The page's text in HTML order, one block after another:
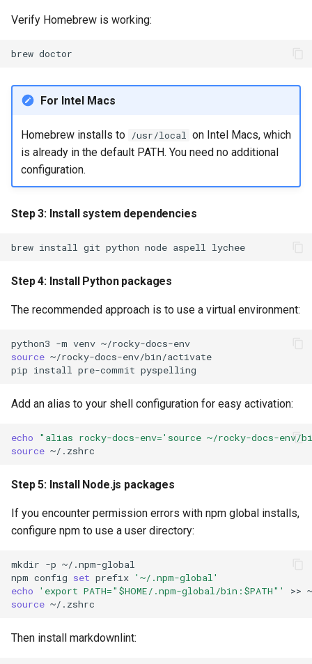
Verify Homebrew is working:
brew
For Intel Macs
Homebrew installs to /usr/local
on Intel Macs, which
is already in the default PATH. You need no additional
configuration.
Step 3: Install system dependencies
brew install git python node aspell
Step 4: Install Python packages
The recommended approach is to use a virtual environment:
python3 -m venv
source ~/rocky-docs-env/bin/activate
pip install pre-commit
Add an alias to your shell configuration for easy activation:
echo
"alias rocky-docs-env='source ~/rocky-docs-
source
Step 5: Install Node.js packages
If you encounter permission errors with npm global installs,
configure npm to use a user directory:
mkdir -p ~/.npm-global
npm config set prefix '~/.npm-global'
echo
'export PATH="$HOME/.npm-global/bin:$PATH"'
>>
source
Then install markdownlint: